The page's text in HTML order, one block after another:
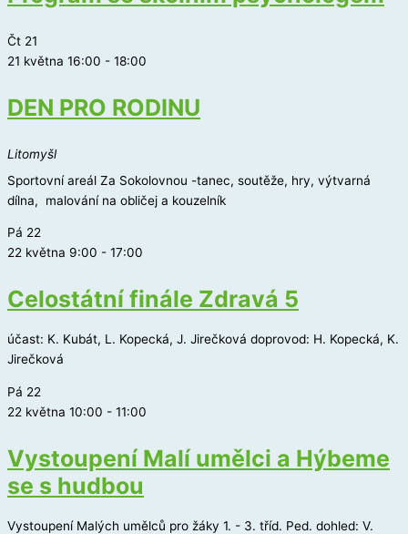
Čt 21
21 května 16:00 - 18:00
DEN PRO RODINU
Litomyšl
Sportovní areál Za Sokolovnou -tanec, soutěže, hry, výtvarná
dílna, malování na obličej a kouzelník
Pá 22
22 května 9:00 - 17:00
Celostátní finále Zdravá 5
účast: K. Kubát, L. Kopecká, J. Jirečková doprovod: H. Kopecká, K.
Jirečková
Pá 22
22 května 10:00 - 11:00
Vystoupení Malí umělci a Hýbeme
se s hudbou
Vystoupení Malých umělců pro žáky 1. - 3. tříd. Ped. dohled: V.